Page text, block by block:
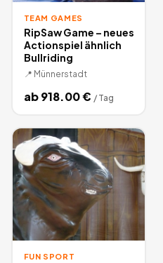
TEAM GAMES
RipSaw Game – neues
Actionspiel ähnlich
Bullriding
📍 Münnerstadt
ab918.00€ / Tag
FUN SPORT